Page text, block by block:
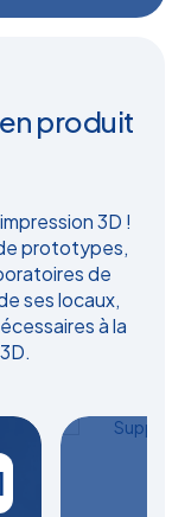
produit
3D !
prototypes,
de
ses locaux,
à la